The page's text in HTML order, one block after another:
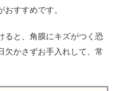
すすめです。
ると、角膜にキズがつく恐
欠かさずお手入れして、常